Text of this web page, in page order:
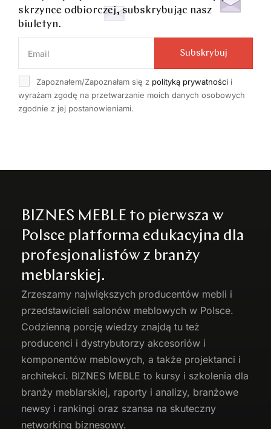
skrzynce odbiorczej, subskrybując nasz
biuletyn.
Zapoznałem/Zapoznałam się z polityką prywatności i
wyrażam zgodę na przetwarzanie moich danych osobowych
zgodnie z jej postanowieniami.
Subskrybuj
BIZNES MEBLE to pierwsza w
Polsce platforma edukacyjna dla
profesjonalistów z branży
meblarskiej.
Zrzeszamy największych producentów mebli i
przedstawicieli salonów meblowych w Polsce.
Codzienną porcję wiedzy znajdą tu też
producenci i dystrybutorzy akcesoriów i
komponentów meblowych, a także projektanci i
architekci. BIZNES MEBLE to kursy i szkolenia dla
branży meblarskiej, raporty i analizy, branżowe
newsy i rankingi oraz szansa na skuteczny
networking biznesowy.